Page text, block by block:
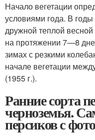
Начало вегетации
условиями года. В
дружной теплой
на протяжении 7—8
зимах с резкими
начале вегетации
(1955 г.).
Ранние сорта
черноземья.
персиков с